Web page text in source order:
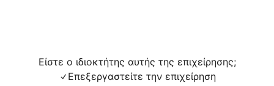
Είστε ο ιδιοκτήτης αυτής της επιχείρησης;
Επεξεργαστείτε την επιχείρηση